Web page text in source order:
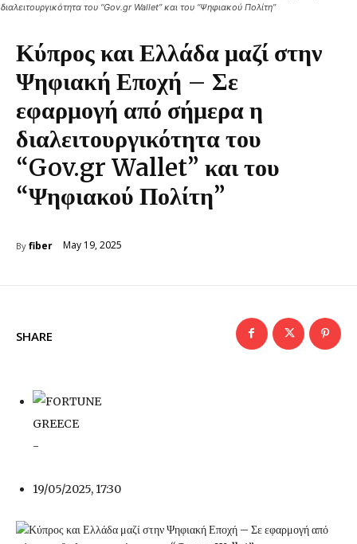
Κύπρος και Ελλάδα μαζί στην
Ψηφιακή Εποχή – Σε
εφαρμογή από σήμερα η
διαλειτουργικότητα του
“Gov.gr Wallet” και του
“Ψηφιακού Πολίτη”
By fiber May 19, 2025
διαλειτουργικότητα του “Gov.gr Wallet” και του “Ψηφιακού Πολίτη”
SHARE
-
19/05/2025, 17:30